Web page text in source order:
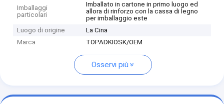
Imballaggi
particolari
Imballato in cartone in primo luogo ed
allora di rinforzo con la cassa di legno
per imballaggio este
Luogo di origine
La Cina
Marca
TOPADKIOSK/OEM
Osservi più